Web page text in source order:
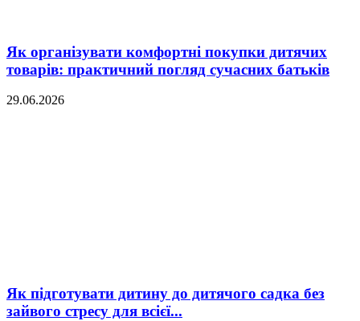
Як організувати комфортні покупки дитячих
товарів: практичний погляд сучасних батьків
29.06.2026
Як підготувати дитину до дитячого садка без
зайвого стресу для всієї...